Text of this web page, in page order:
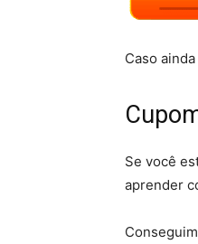
Caso
Se você
aprender